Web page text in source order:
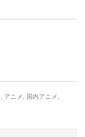
アニメ 国内アニメ